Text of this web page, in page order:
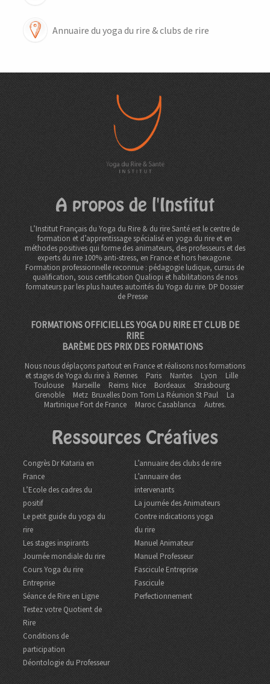
Annuaire du yoga du rire & clubs de rire
A propos de l'Institut
L’Institut Français du Yoga du Rire & du rire Santé est le centre de
formation et d’apprentissage spécialisé en yoga du rire et en
méthodes positives qui forme des animateurs, des professeurs et des
experts du rire 100% anti-stress, en France et hors hexagone.
Formation professionnelle reconnue : pédagogie ludique, cursus de
qualification, sous certification Qualiopi et habilitations de nos
formateurs par les plus hautes autorités du Yoga du rire. DPDossier
de Presse
FORMATIONS OFFICIELLES YOGA DU RIRE ET CLUB DE
RIRE
BARÈME DES PRIX DES FORMATIONS
Nous nous déplaçons partout en France et réalisons nos formations
et stages de Yoga du rire à Rennes Paris Nantes Lyon
Lille
Toulouse
Marseille Reims Nice Bordeaux
Strasbourg
Grenoble
Metz Bruxelles Dom TomLa Réunion St Paul
La
Martinique Fort de France
Maroc Casablanca Autres.
Ressources Créatives
Congrès Dr Kataria en
France
L’Ecole des cadres du
positif
Le petit guide du yoga du
rire
Les stages inspirants
Journée mondiale du rire
Cours Yoga du rire
Entreprise
Séance de Rire en Ligne
Testez votre Quotient de
Rire
Conditions de
participation
Déontologie du Professeur
L’annuaire des clubs de rire
L’annuaire des
intervenants
La journée des Animateurs
Contre indications yoga
du rire
Manuel Animateur
Manuel Professeur
Fascicule Entreprise
Fascicule
Perfectionnement